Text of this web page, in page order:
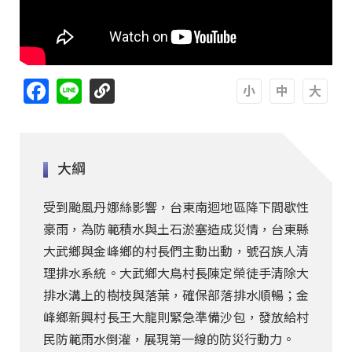
Facebook
Line
大綱
受到颱風丹娜絲影響，台東南迴地區降下間歇性
豪雨，為防範積水與土石淤塞造成災情，台東縣
大武鄉與金峰鄉的村長們主動出動，號召族人清
理排水系統。大武鄉大鳥村長陳定榮徒手清除大
排水溝上的樹枝與落葉，確保部落排水順暢；金
峰鄉新興村長王大龍則緊急準備沙包，發放給村
民防範雨水倒灌，展現第一線的防災行動力。